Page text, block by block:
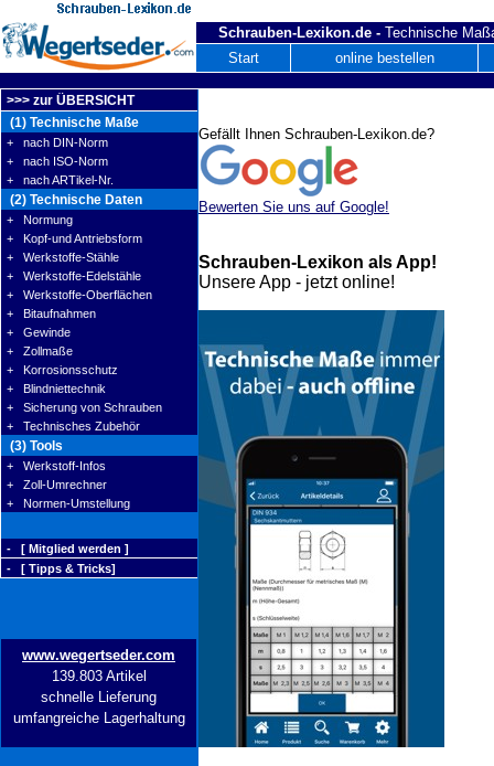
Schrauben-Lexikon.de - Technische
Start
online bestellen
>>> zur ÜBERSICHT
(1) Technische Maße
+ nach DIN-Norm
+ nach ISO-Norm
+ nach ARTikel-Nr.
(2) Technische Daten
+ Normung
+ Kopf-und Antriebsform
+ Werkstoffe-Stähle
+ Werkstoffe-Edelstähle
+ Werkstoffe-Oberflächen
+ Bitaufnahmen
+ Gewinde
+ Zollmaße
+ Korrosionsschutz
+ Blindniettechnik
+ Sicherung von Schrauben
+ Technisches Zubehör
(3) Tools
+ Werkstoff-Infos
+ Zoll-Umrechner
+ Normen-Umstellung
- [ Mitglied werden ]
- [ Tipps & Tricks]
www.wegertseder.com
139.803 Artikel
schnelle Lieferung
umfangreiche Lagerhaltung
Gefällt Ihnen Schrauben-Lexikon.de?
Bewerten Sie uns auf Google!
Schrauben-Lexikon als App!
Unsere App - jetzt online!